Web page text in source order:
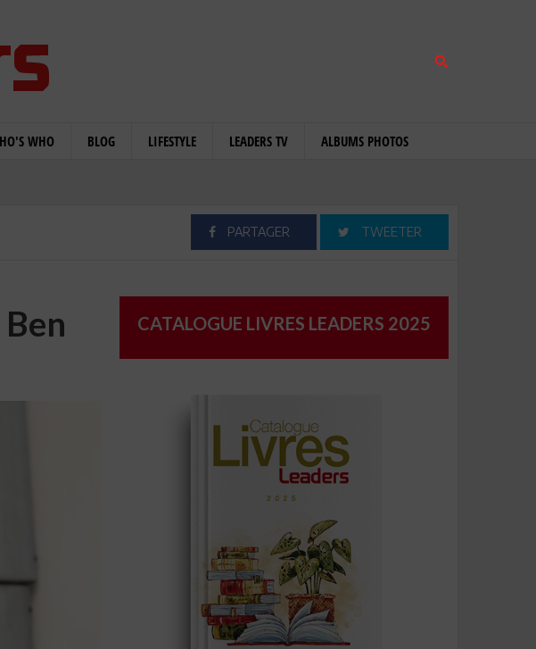
WHO BLOG LIFESTYLE LEADERS TV ALBUMS PHOTOS
PARTAGER TWEETER
CATALOGUE LIVRES LEADERS 2025